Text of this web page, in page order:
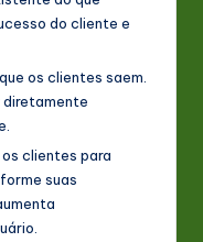
do cliente e
os clientes saem.
diretamente
clientes para
suas